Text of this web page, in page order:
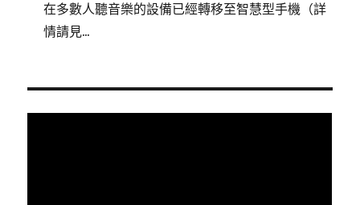
在多數人聽音樂的設備已經轉移至智慧型手機（詳
情請見...